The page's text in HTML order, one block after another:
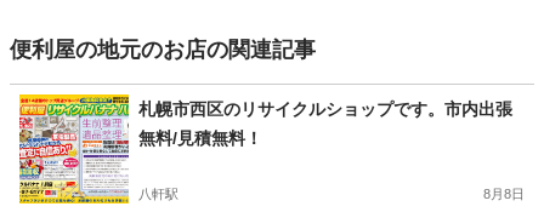
便利屋の地元のお店の関連記事
札幌市西区のリサイクルショップです。市内出張
無料/見積無料！
八軒駅 8月8日